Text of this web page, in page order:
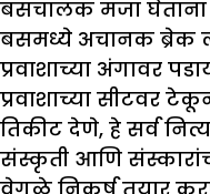
बसचालक मजा घेताना
बसमध्ये अचानक ब्रेक
प्रवाशाच्या अंगावर
प्रवाशाच्या सीटवर
तिकीट देणे, हे सर्व
संस्कृती आणि